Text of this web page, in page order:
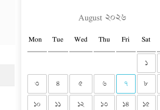
August ২০২৬
Mon Tue Wed Thu Fri Sat
১
৩
৪ ৫ ৬ ৭ ৮
১০
১১ ১২ ১৩ ১৪ ১৫